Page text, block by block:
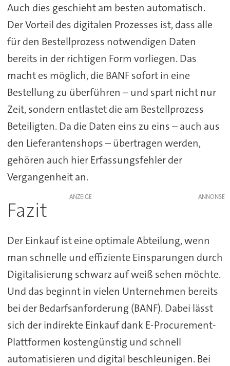
Auch dies geschieht am besten automatisch.
Der Vorteil des digitalen Prozesses ist, dass alle
für den Bestellprozess notwendigen Daten
bereits in der richtigen Form vorliegen. Das
macht es möglich, die BANF sofort in eine
Bestellung zu überführen – und spart nicht nur
Zeit, sondern entlastet die am Bestellprozess
Beteiligten. Da die Daten eins zu eins – auch aus
den Lieferantenshops – übertragen werden,
gehören auch hier Erfassungsfehler der
Vergangenheit an.
ANZEIGE
Fazit
Der Einkauf ist eine optimale Abteilung, wenn
man schnelle und effiziente Einsparungen durch
Digitalisierung schwarz auf weiß sehen möchte.
Und das beginnt in vielen Unternehmen bereits
bei der Bedarfsanforderung (BANF). Dabei lässt
sich der indirekte Einkauf dank E-Procurement-
Plattformen kostengünstig und schnell
automatisieren und digital beschleunigen. Bei